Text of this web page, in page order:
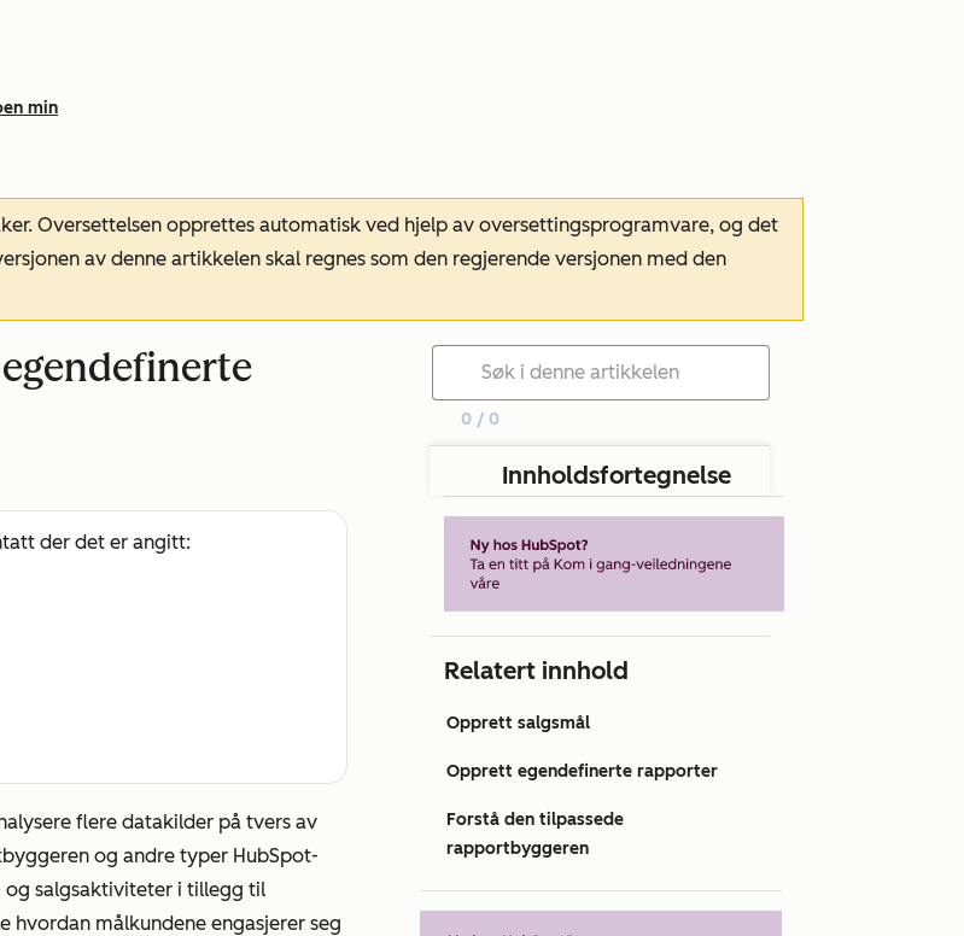
min
Oversettelsen opprettes automatisk ved hjelp av oversettingsprogramvare, og det
av denne artikkelen skal regnes som den regjerende versjonen med den
der det er angitt:
flere datakilder på tvers av
og andre typer HubSpot-
salgsaktiviteter i tillegg til
hvordan målkundene engasjerer seg
0 / 0
Innholdsfortegnelse
Relatert innhold
Opprett salgsmål
Opprett egendefinerte rapporter
Forstå den tilpassede
rapportbyggeren